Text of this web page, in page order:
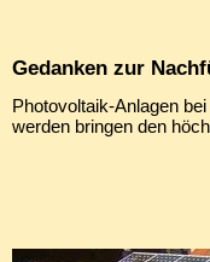
Gedanken zur
Photovoltaik-Anlagen
werden bringen den